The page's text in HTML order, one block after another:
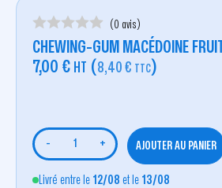
(0 avis)
CHEWING-GUM MACÉDOINE
7,00 € HT (8,40 € TTC)
- + AJOUTER AU PANIER
Livré entre le 12/08 et le 13/08